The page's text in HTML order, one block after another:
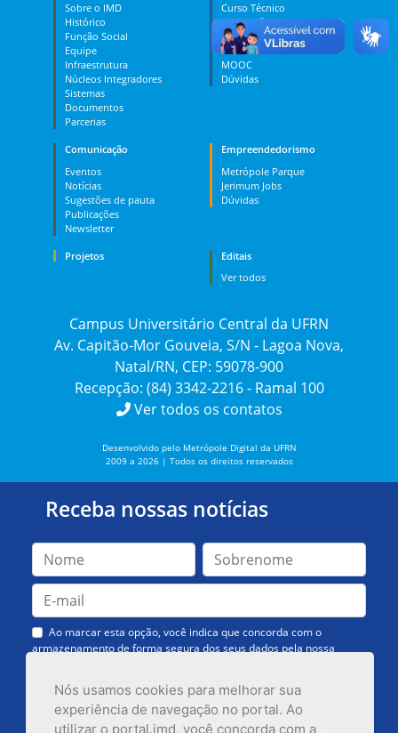
Nós usamos cookies para melhorar sua
experiência de navegação no portal. Ao
utilizar o portal.imd, você concorda com a
Sobre o IMD
Histórico
Função Social
Equipe
Infraestrutura
Núcleos Integradores
Sistemas
Documentos
Parcerias
Curso Técnico
Graduação
Pós-graduação
PES
MOOC
Dúvidas
Comunicação
Eventos
Notícias
Sugestões de pauta
Publicações
Newsletter
Empreendedorismo
Metrópole Parque
Jerimum Jobs
Dúvidas
Projetos
Editais
Ver todos
Campus Universitário Central da UFRN
Av. Capitão-Mor Gouveia, S/N - Lagoa Nova,
Natal/RN, CEP: 59078-900
Recepção: (84) 3342-2216 - Ramal 100
Ver todos os contatos
Desenvolvido pelo Metrópole Digital da UFRN
2009 a 2026 | Todos os direitos reservados
Receba nossas notícias
Ao marcar esta opção, você indica que concorda com o
armazenamento de forma segura dos seus dados pela nossa